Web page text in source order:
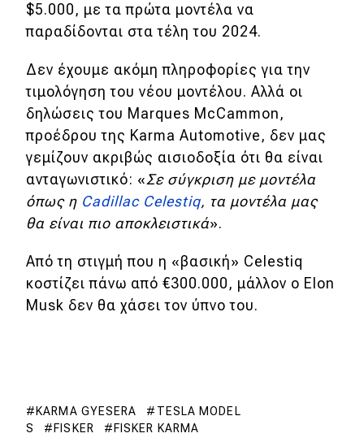
$5.000, με τα πρώτα μοντέλα να
παραδίδονται στα τέλη του 2024.
Δεν έχουμε ακόμη πληροφορίες για την
τιμολόγηση του νέου μοντέλου. Αλλά οι
δηλώσεις του Marques McCammon,
προέδρου της Karma Automotive, δεν μας
γεμίζουν ακριβώς αισιοδοξία ότι θα είναι
ανταγωνιστικό: «Σε σύγκριση με μοντέλα
όπως η Cadillac Celestiq, τα μοντέλα μας
θα είναι πιο αποκλειστικά».
Από τη στιγμή που η «βασική» Celestiq
κοστίζει πάνω από €300.000, μάλλον ο Elon
Musk δεν θα χάσει τον ύπνο του.
KARMA GYESERA
TESLA MODEL
S
FISKER FISKER KARMA